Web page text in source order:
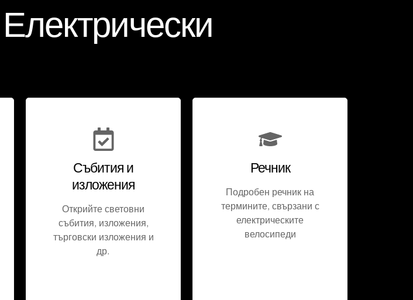
Събития и
изложения
Открийте световни
събития, изложения,
търговски изложения и
др.
Речник
Подробен речник на
термините, свързани с
електрическите
велосипеди